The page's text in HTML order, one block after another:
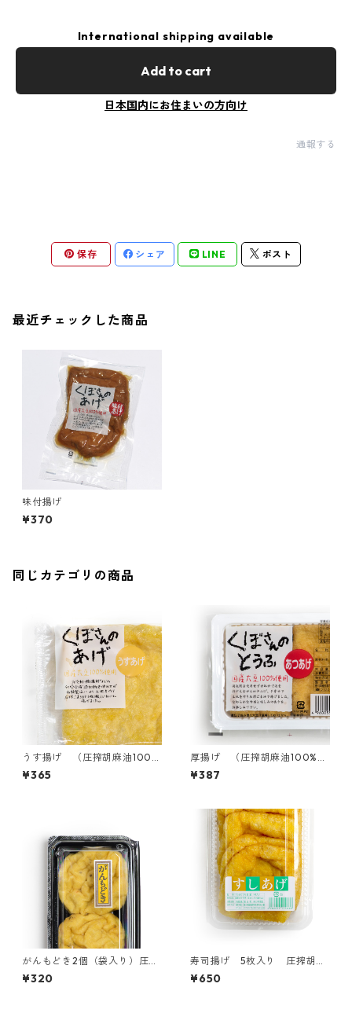
International shipping available
Add to cart
日本国内にお住まいの方向け
通報する
保存 シェア LINE ポスト
最近チェックした商品
味付揚げ
¥370
同じカテゴリの商品
うす揚げ （圧搾胡麻油100%
使用）
¥365
厚揚げ （圧搾胡麻油100%使
用）
¥387
がんもどき2個（袋入り）圧搾
胡麻油100%使用
¥320
寿司揚げ 5枚入り 圧搾胡麻
油100%使用
¥650